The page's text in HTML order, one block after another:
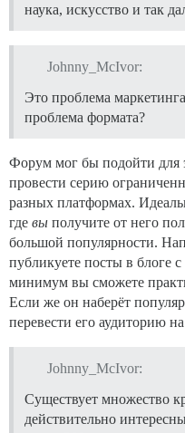
наука, искусство и так
Johnny_McIvor:
Это проблема
проблема формата?
Форум мог бы подойти для
провести серию
разных платформах.
где вы получите от него
большой популярности.
публикуете посты в блоге
минимум вы сможете
Если же он наберёт
перевести его аудиторию
Johnny_McIvor:
Существует множество
действительно